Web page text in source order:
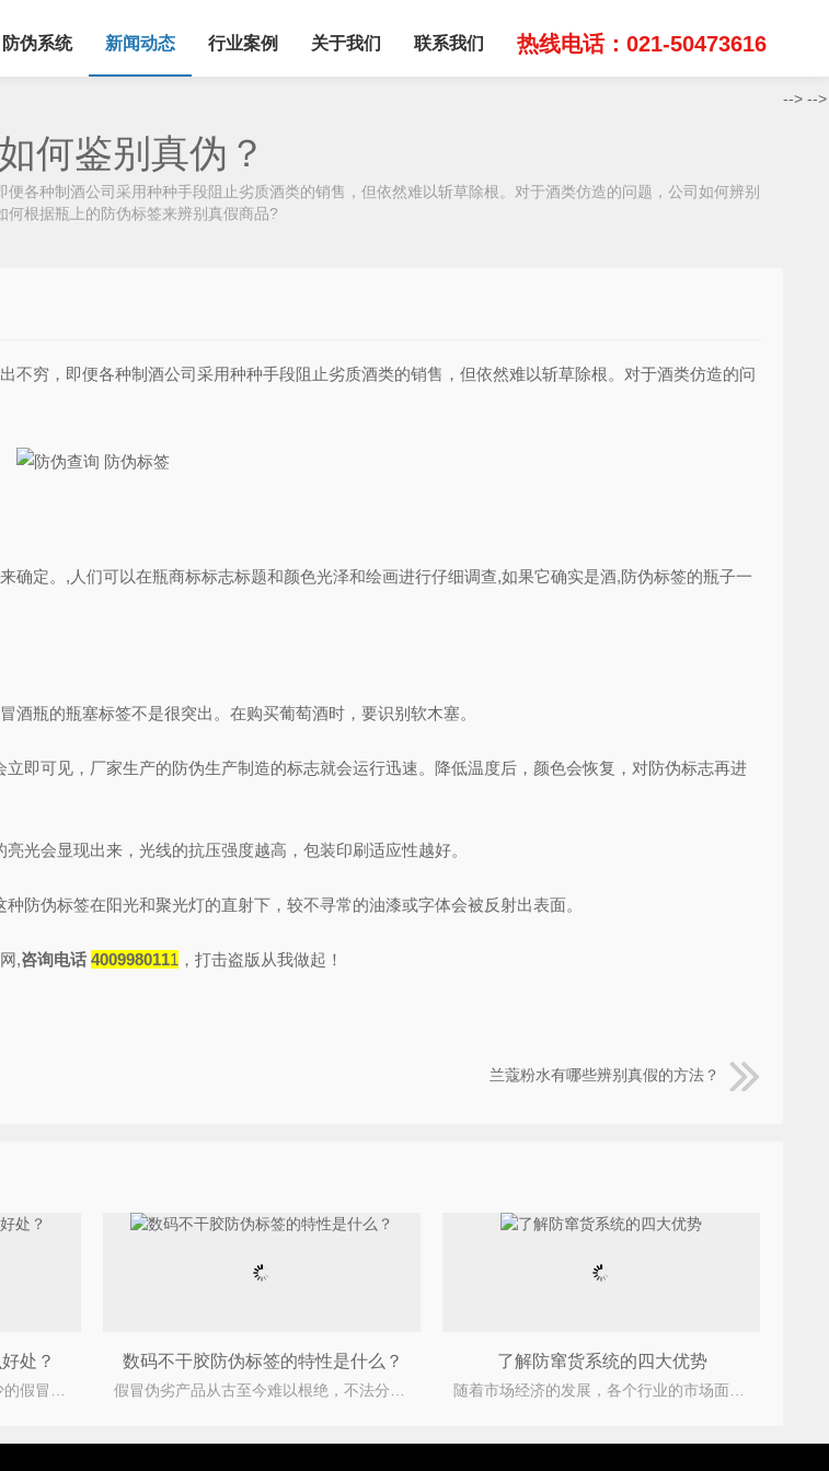
防伪系统 新闻动态 行业案例 关于我们 联系我们 热线电话：021-50473616
何鉴别真伪？
各种制酒公司采用种种手段阻止劣质酒类的销售，但依然难以斩草除根。对于酒类仿造的问题，公司如何辨别
何根据瓶上的防伪标签来辨别真假商品?
穷，即便各种制酒公司采用种种手段阻止劣质酒类的销售，但依然难以斩草除根。对于酒类仿造的问
定。,人们可以在瓶商标标志标题和颜色光泽和绘画进行仔细调查,如果它确实是酒,防伪标签的瓶子一
瓶的瓶塞标签不是很突出。在购买葡萄酒时，要识别软木塞。
可见，厂家生产的防伪生产制造的标志就会运行迅速。降低温度后，颜色会恢复，对防伪标志再进
会显现出来，光线的抗压强度越高，包装印刷适应性越好。
伪标签在阳光和聚光灯的直射下，较不寻常的油漆或字体会被反射出表面。
,咨询电话 4009980111 ，打击盗版从我做起！
兰蔻粉水有哪些辨别真假的方法？
处？
众所周知目前市场上有着不少的假冒伪劣的产品，严重的损害了企业与消费者之间的合法权益，为此企
数码不干胶防伪标签的特性是什么？
假冒伪劣产品从古至今难以根绝，不法分子的贪婪，防伪标识的防伪性不够，致使现在的市场任然假货泛滥。
了解防窜货系统的四大优势
随着市场经济的发展，各个行业的市场面临者造假、窜货问题。造假和窜货总是相伴相随，窜货问题不解决
--> -->